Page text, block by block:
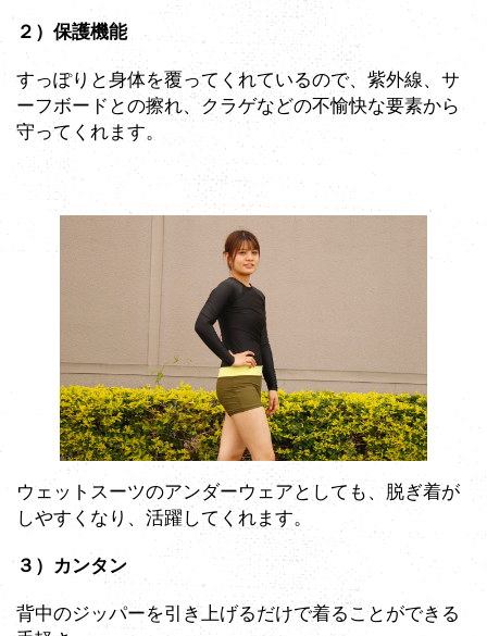
２）保護機能
すっぽりと身体を覆ってくれているので、紫外線、サ
ーフボードとの擦れ、クラゲなどの不愉快な要素から
守ってくれます。
ウェットスーツのアンダーウェアとしても、脱ぎ着が
しやすくなり、活躍してくれます。
３）カンタン
背中のジッパーを引き上げるだけで着ることができる